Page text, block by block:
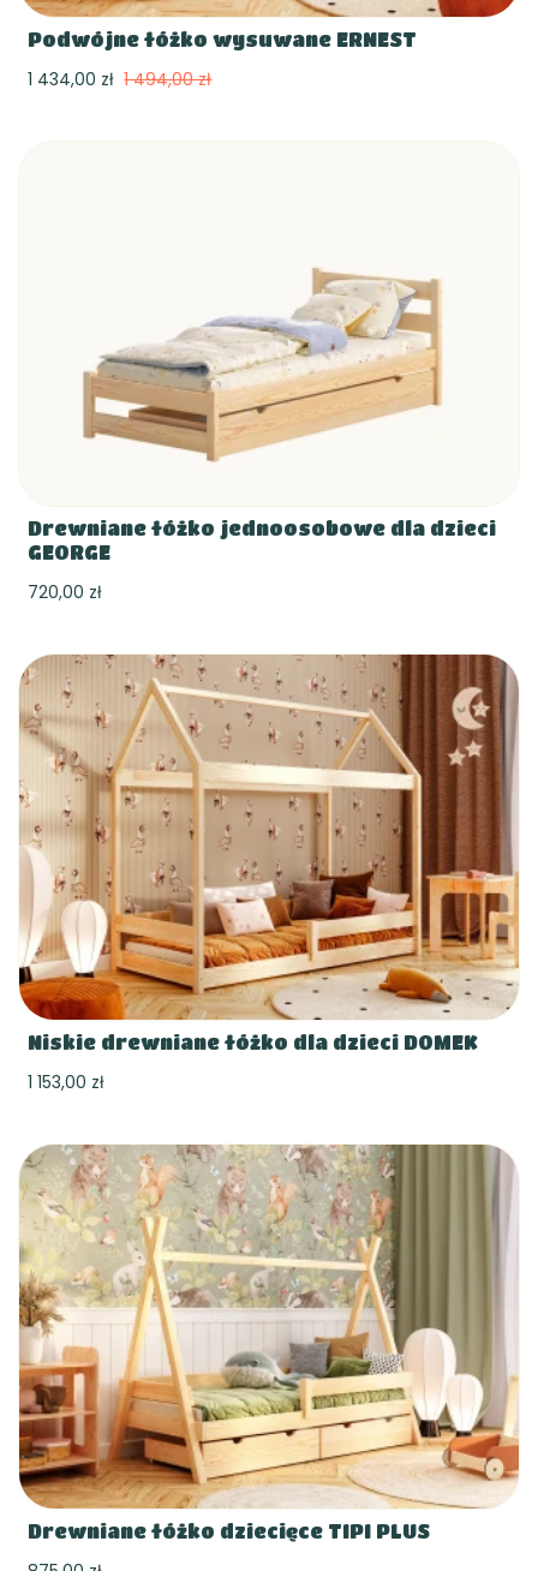
Podwójne łóżko wysuwane ERNEST
1 434,00 zł 1 494,00 zł
Drewniane łóżko jednoosobowe dla dzieci
GEORGE
720,00 zł
Niskie drewniane łóżko dla dzieci DOMEK
1 153,00 zł
Drewniane łóżko dziecięce TIPI PLUS